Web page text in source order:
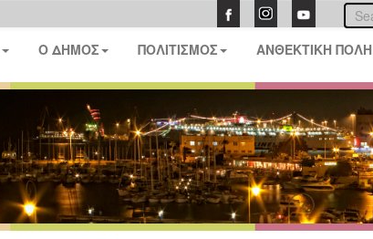
Ο ΔΗΜΟΣ ΠΟΛΙΤΙΣΜΟΣ ΑΝΘΕΚΤΙΚΗ ΠΟΛΗ